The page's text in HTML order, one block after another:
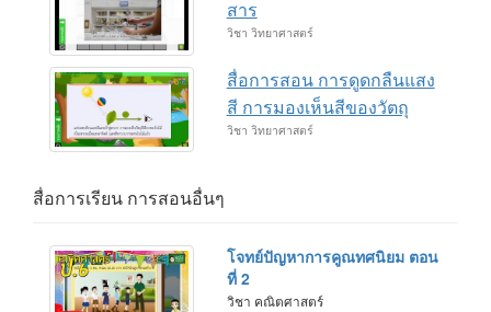
สาร
วิชา วิทยาศาสตร์
สื่อการสอน การดูดกลืนแสง
สี การมองเห็นสีของวัตถุ
วิชา วิทยาศาสตร์
สื่อการเรียน การสอนอื่นๆ
โจทย์ปัญหาการคูณทศนิยม ตอน
ที่ 2
วิชา คณิตศาสตร์